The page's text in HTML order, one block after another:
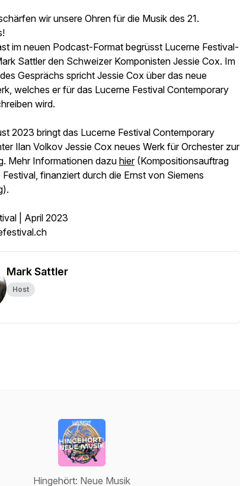
wir unsere Ohren für die Musik des 21.
im neuen Podcast-Format begrüsst Lucerne Festival-
Sattler den Schweizer Komponisten Jessie Cox. Im
Gesprächs spricht Jessie Cox über das neue
welches er für das Lucerne Festival Contemporary
wird.
2023 bringt das Lucerne Festival Contemporary
Ilan Volkov Jessie Cox neues Werk für Orchester zur
Mehr Informationen dazu hier(Kompositionsauftrag
finanziert durch die Ernst von Siemens
| April 2023
Mark Sattler
Host
Hingehört: Neue Musik